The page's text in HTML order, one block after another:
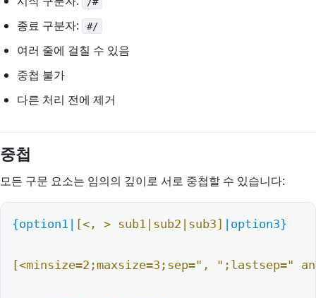
종료 구분자: #/
여러 줄에 걸칠 수 있음
중첩 불가
다른 처리 전에 제거
중첩
모든 구문 요소는 임의의 깊이로 서로 중첩할 수 있습니다:
{option1| [<, > sub1|sub2|sub3] |option3}
[<minsize=2;maxsize=3;sep=", ";lastsep="